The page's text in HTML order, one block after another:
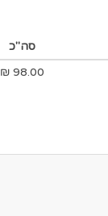
סה"כ
98.00
₪